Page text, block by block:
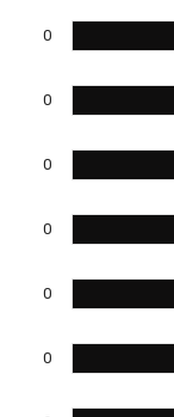
0
0
0
0
0
0